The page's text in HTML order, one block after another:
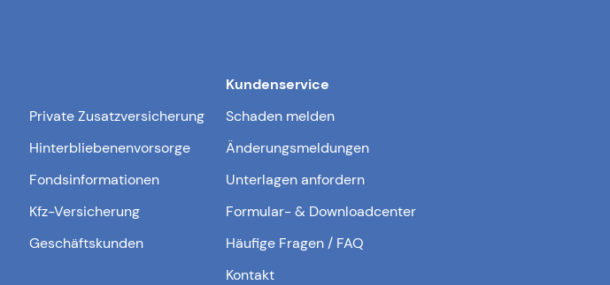
Private Zusatzversicherung
Hinterbliebenenvorsorge
Fondsinformationen
Kfz-Versicherung
Geschäftskunden
Kundenservice
Schaden melden
Änderungsmeldungen
Unterlagen anfordern
Formular- & Downloadcenter
Häufige Fragen / FAQ
Kontakt